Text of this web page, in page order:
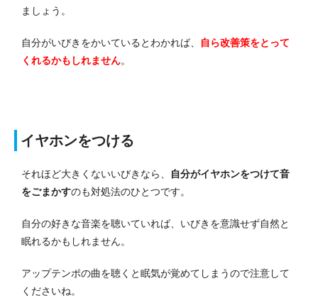
ましょう。
自分がいびきをかいているとわかれば、
自ら改善策をとって
くれるかもしれません。
イヤホンをつける
それほど大きくないいびきなら、
自分がイヤホンをつけて音
をごまかすのも対処法のひとつです。
自分の好きな音楽を聴いていれば、いびきを意識せず自然と
眠れるかもしれません。
アップテンポの曲を聴くと眠気が覚めてしまうので注意して
くださいね。